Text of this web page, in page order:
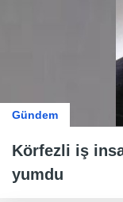
Gündem
Körfezli iş
yumdu